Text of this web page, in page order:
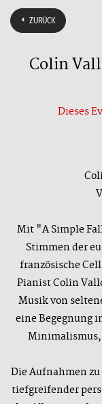
ZURÜCK
Colin
Dieses
Mit "A Simple
Stimmen der
französische
Pianist Colin
Musik von
eine Begegnung
Die Aufnahmen
tiefgreifender